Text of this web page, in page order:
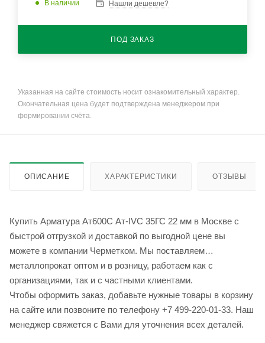
В наличии Нашли дешевле?
ПОД ЗАКАЗ
Указанная на сайте стоимость носит ознакомительный характер.
Окончательная цена будет подтверждена менеджером при
формировании счёта.
ОПИСАНИЕ ХАРАКТЕРИСТИКИ ОТЗЫВЫ
Купить Арматура Ат600С Ат-IVС 35ГС 22 мм в Москве с
быстрой отгрузкой и доставкой по выгодной цене вы
можете в компании Черметком. Мы поставляем
металлопрокат оптом и в розницу, работаем как с
организациями, так и с частными клиентами.
Чтобы оформить заказ, добавьте нужные товары в корзину
на сайте или позвоните по телефону +7 499-220-01-33. Наш
менеджер свяжется с Вами для уточнения всех деталей.